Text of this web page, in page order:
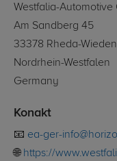
Westfalia-Automotive
Am Sandberg 45
33378 Rheda-
Nordrhein-Westfalen
Germany
Konakt
📧 ea-ger-
🌐 https://